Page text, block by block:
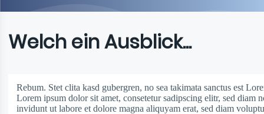
Welch ein Ausblick...
Rebum. Stet clita kasd gubergren, no sea takimata sanctus est
Lorem ipsum dolor sit amet, consetetur sadipscing elitr, sed diam
invidunt ut labore et dolore magna aliquyam erat, sed diam